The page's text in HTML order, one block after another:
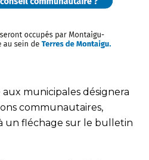
municipales désignera
communautaires,
un fléchage sur le bulletin